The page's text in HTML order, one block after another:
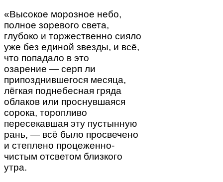
«Высокое морозное небо,
полное зоревого света,
глубоко и торжественно сияло
уже без единой звезды, и всё,
что попадало в это
озарение — серп ли
припозднившегося месяца,
лёгкая поднебесная гряда
облаков или проснувшаяся
сорока, торопливо
пересекавшая эту пустынную
рань, — всё было просвечено
и степлено процеженно-
чистым отсветом близкого
утра.